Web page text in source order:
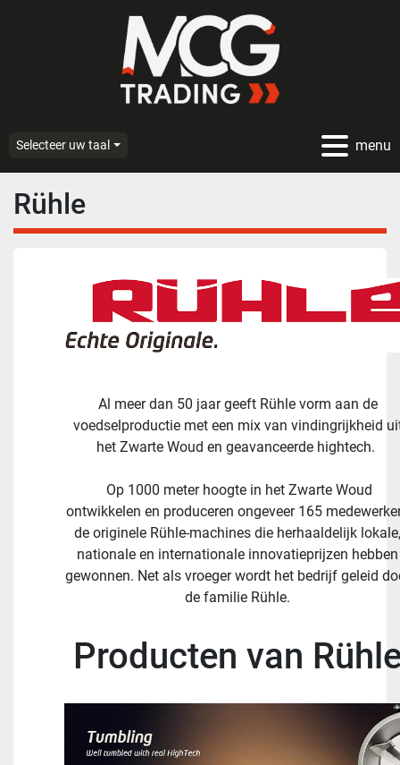
menu
Selecteer uw taal
Rühle
Al meer dan 50 jaar geeft Rühle vorm aan de
voedselproductie met een mix van vindingrijkheid
het Zwarte Woud en geavanceerde hightech.
Op 1000 meter hoogte in het Zwarte Woud
ontwikkelen en produceren ongeveer 165
de originele Rühle-machines die herhaaldelijk lokale,
nationale en internationale innovatieprijzen hebben
gewonnen. Net als vroeger wordt het bedrijf geleid
de familie Rühle.
Producten van